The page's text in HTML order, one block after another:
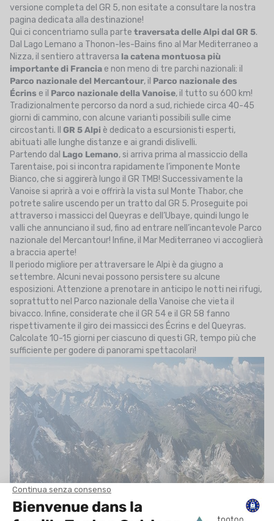
versione completa del GR 5, non esitate a consultare la nostra
pagina dedicata alla destinazione!
Qui ci concentriamo sulla parte traversata delle Alpi dal GR 5.
Dal Lago Lemano a Thonon-les-Bains fino al Mar Mediterraneo a
Nizza, il sentiero attraversa la catena montuosa più
importante di Francia e non meno di tre parchi nazionali: il
Parco nazionale del Mercantour, il Parco nazionale des
Écrins e il Parco nazionale della Vanoise, il tutto su 600 km!
Tradizionalmente percorso da nord a sud, richiede circa 40-45
giorni di cammino, con alcune varianti possibili sulle cime
circostanti. Il GR 5 Alpi è dedicato a escursionisti esperti,
abituati alle lunghe distanze e ai grandi dislivelli.
Partendo dal Lago Lemano, si arriva prima al massiccio della
Tarentaise, poi si incontra rapidamente l’imponente Monte
Bianco, che si aggirerà lungo il GR TMB! Successivamente la
Vanoise si aprirà a voi e offrirà la vista sul Monte Thabor, che
potrete salire uscendo per un tratto dal GR 5. Proseguite poi
attraverso i massicci del Queyras e dell’Ubaye, quindi lungo le
valli che annunciano il sud, fino ad entrare nell’incantevole Parco
nazionale del Mercantour! Infine, il Mar Mediterraneo vi accoglierà
a braccia aperte!
Il periodo migliore per attraversare le Alpi è da giugno a
settembre. Alcuni nevai possono persistere su alcune
esposizioni. Attenzione a prenotare in anticipo le notti nei rifugi,
soprattutto nel Parco nazionale della Vanoise che vieta il
bivacco. Infine, considerate che il GR 54 e il GR 58 fanno
rispettivamente il giro dei massicci des Écrins e del Queyras.
Calcolate 10-15 giorni per ciascuno di questi GR, tempo più che
sufficiente per godere di panorami spettacolari!